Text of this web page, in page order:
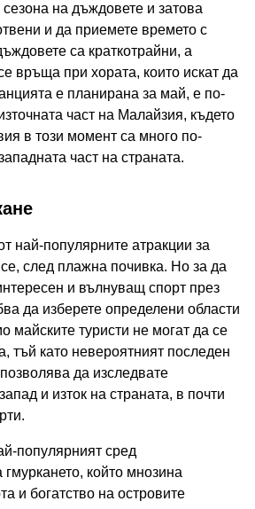
на дъждовете и затова
и да приемете времето с
са краткотрайни, а
връща при хората, които искат да
е планирана за май, е по-
част на Малайзия, където
в този момент са много по-
част на страната.
най-популярните атракции за
след плажна почивка. Но за да
и вълнуващ спорт през
да изберете определени области
майските туристи не могат да се
тъй като невероятният последен
да изследвате
и изток на страната, в почти
популярният сред
който мнозина
и богатство на островите